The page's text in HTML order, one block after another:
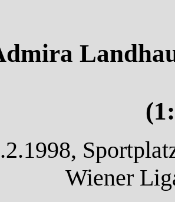
Wiener